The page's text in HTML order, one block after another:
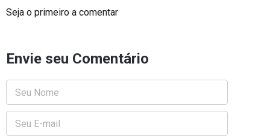
Seja o primeiro a comentar
Envie seu Comentário